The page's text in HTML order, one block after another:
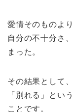
愛情そのものより
自分の不十分さ
まった。
その結果として、
「別れる」とい
ことです。